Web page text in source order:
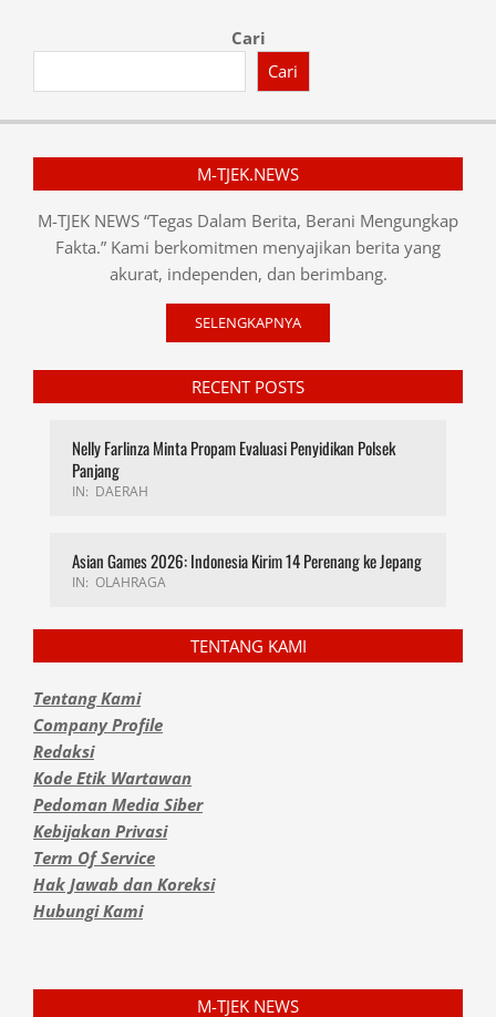
Cari
Cari
M-TJEK.NEWS
M-TJEK NEWS “Tegas Dalam Berita, Berani Mengungkap
Fakta.” Kami berkomitmen menyajikan berita yang
akurat, independen, dan berimbang.
SELENGKAPNYA
RECENT POSTS
Nelly Farlinza Minta Propam Evaluasi Penyidikan Polsek
Panjang
IN: DAERAH
Asian Games 2026: Indonesia Kirim 14 Perenang ke Jepang
IN: OLAHRAGA
TENTANG KAMI
Tentang Kami
Company Profile
Redaksi
Kode Etik Wartawan
Pedoman Media Siber
Kebijakan Privasi
Term Of Service
Hak Jawab dan Koreksi
Hubungi Kami
M-TJEK NEWS